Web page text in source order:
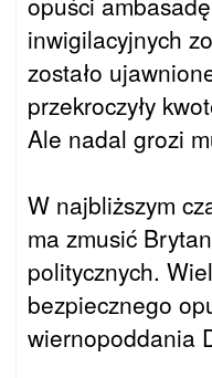
inwigilacyjnych
zostało
przekroczyły
Ale nadal grozi
W najbliższym
ma zmusić
politycznych.
bezpiecznego
wiernopoddania